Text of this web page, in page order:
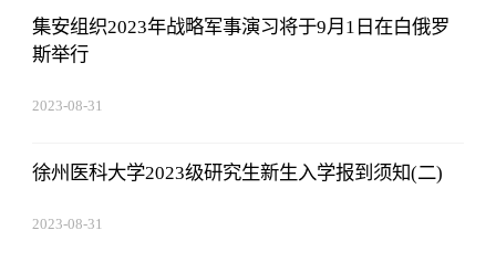
集安组织2023年战略军事演习将于9月1日在白俄罗
斯举行
2023-08-31
徐州医科大学2023级研究生新生入学报到须知(二)
2023-08-31